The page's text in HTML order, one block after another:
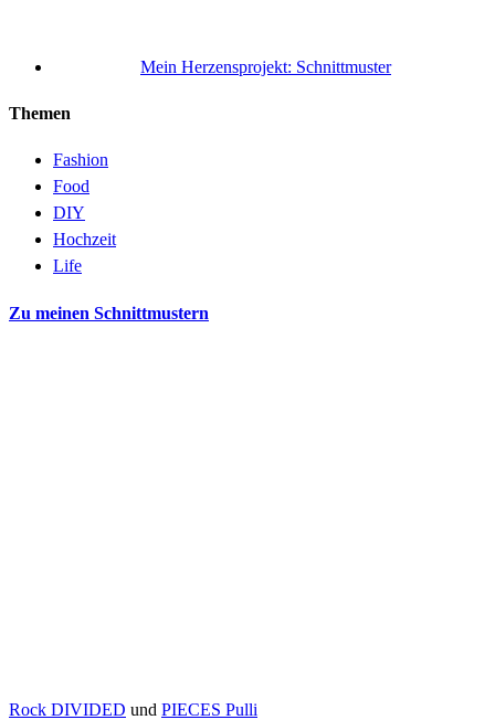
Mein Herzensprojekt: Schnittmuster
Themen
Fashion
Food
DIY
Hochzeit
Life
Zu meinen Schnittmustern
Rock DIVIDED und PIECES Pulli